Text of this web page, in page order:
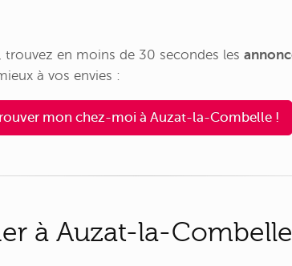
en moins de 30 secondes les
à vos envies :
mon chez-moi à Auzat-la-Combelle !
à Auzat-la-